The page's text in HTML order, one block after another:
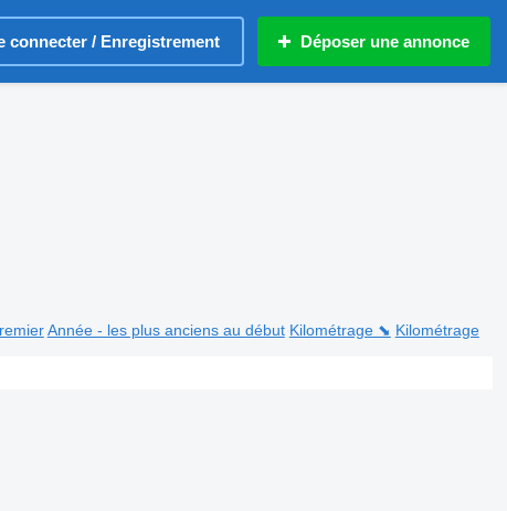
connecter / Enregistrement Déposer une annonce
Année - les plus anciens au début Kilométrage ⬊ Kilométrage